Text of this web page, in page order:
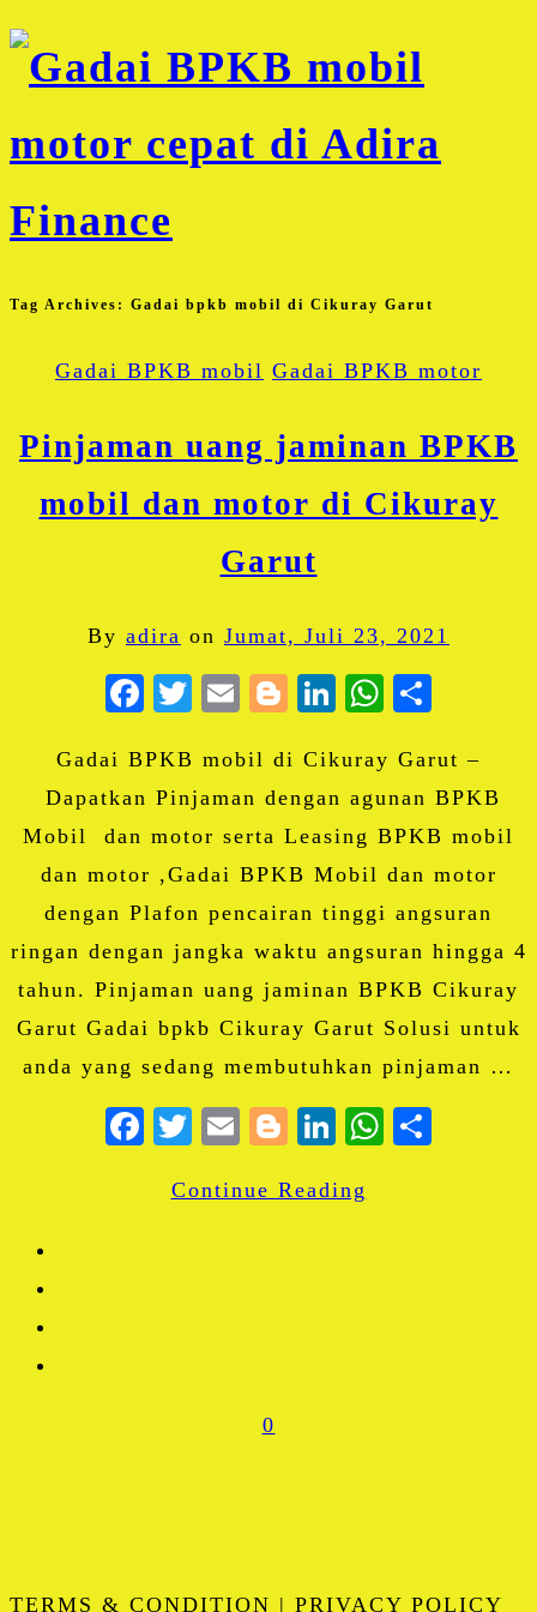
Tag Archives: Gadai bpkb mobil di Cikuray Garut
Gadai BPKB mobil Gadai BPKB motor
Pinjaman uang jaminan BPKB
mobil dan motor di Cikuray
Garut
By adira on Jumat, Juli 23, 2021
Facebook
Twitter
EmailBlogger
LinkedIn
Gadai BPKB mobil di Cikuray Garut –
Dapatkan Pinjaman dengan agunan BPKB
Mobil dan motor serta Leasing BPKB mobil
dan motor ,Gadai BPKB Mobil dan motor
dengan Plafon pencairan tinggi angsuran
ringan dengan jangka waktu angsuran hingga 4
tahun. Pinjaman uang jaminan BPKB Cikuray
Garut Gadai bpkb Cikuray Garut Solusi untuk
anda yang sedang membutuhkan pinjaman …
Facebook
Twitter
EmailBlogger
LinkedIn
Continue Reading
0
TERMS & CONDITION | PRIVACY POLICY